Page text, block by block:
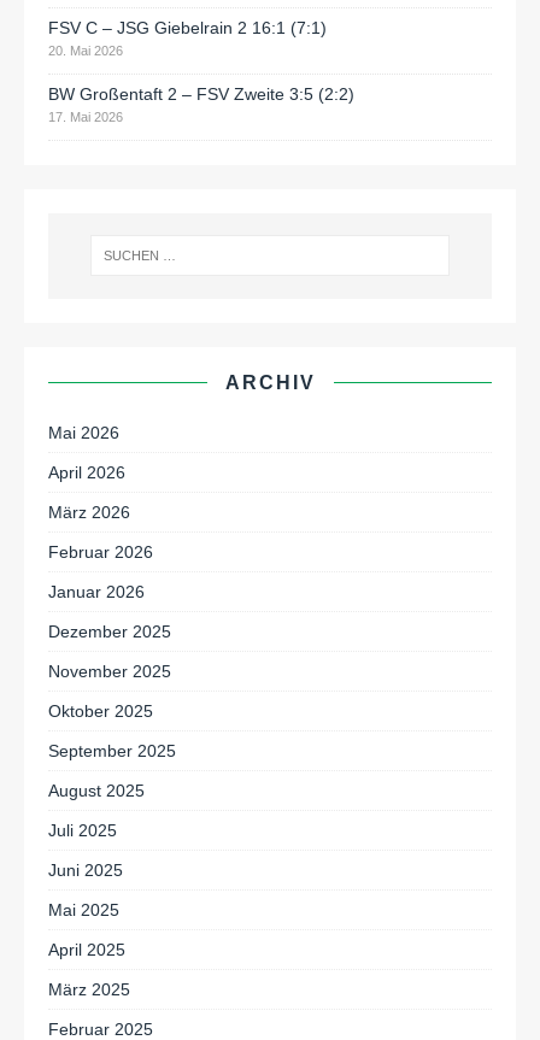
FSV C – JSG Giebelrain 2 16:1 (7:1)
20. Mai 2026
BW Großentaft 2 – FSV Zweite 3:5 (2:2)
17. Mai 2026
ARCHIV
Mai 2026
April 2026
März 2026
Februar 2026
Januar 2026
Dezember 2025
November 2025
Oktober 2025
September 2025
August 2025
Juli 2025
Juni 2025
Mai 2025
April 2025
März 2025
Februar 2025